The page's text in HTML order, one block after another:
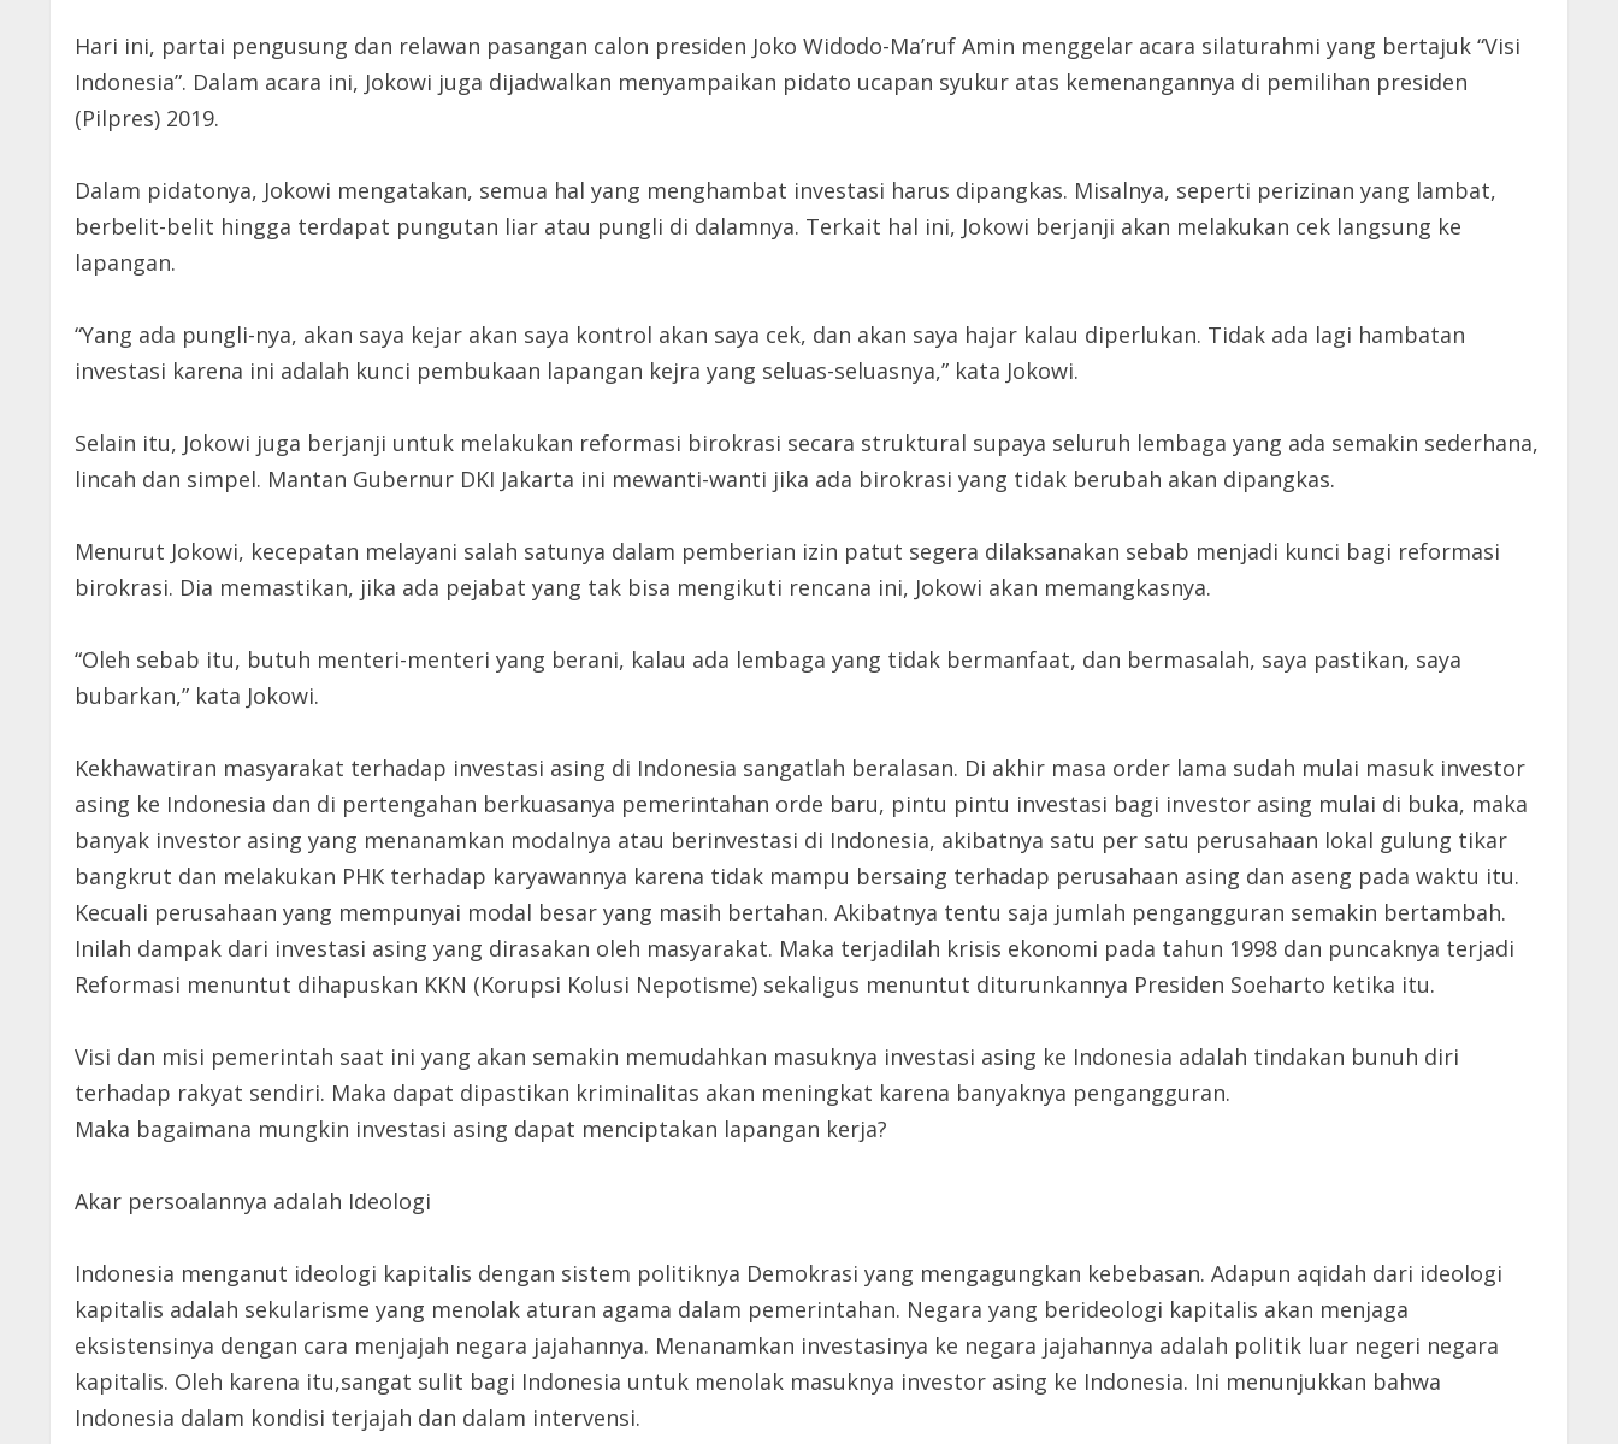
Hari ini, partai pengusung dan relawan pasangan calon presiden Joko Widodo-Ma’ruf Amin menggelar acara silaturahmi yang bertajuk “Visi
Indonesia”. Dalam acara ini, Jokowi juga dijadwalkan menyampaikan pidato ucapan syukur atas kemenangannya di pemilihan presiden
(Pilpres) 2019.
Dalam pidatonya, Jokowi mengatakan, semua hal yang menghambat investasi harus dipangkas. Misalnya, seperti perizinan yang lambat,
berbelit-belit hingga terdapat pungutan liar atau pungli di dalamnya. Terkait hal ini, Jokowi berjanji akan melakukan cek langsung ke
lapangan.
“Yang ada pungli-nya, akan saya kejar akan saya kontrol akan saya cek, dan akan saya hajar kalau diperlukan. Tidak ada lagi hambatan
investasi karena ini adalah kunci pembukaan lapangan kejra yang seluas-seluasnya,” kata Jokowi.
Selain itu, Jokowi juga berjanji untuk melakukan reformasi birokrasi secara struktural supaya seluruh lembaga yang ada semakin sederhana,
lincah dan simpel. Mantan Gubernur DKI Jakarta ini mewanti-wanti jika ada birokrasi yang tidak berubah akan dipangkas.
Menurut Jokowi, kecepatan melayani salah satunya dalam pemberian izin patut segera dilaksanakan sebab menjadi kunci bagi reformasi
birokrasi. Dia memastikan, jika ada pejabat yang tak bisa mengikuti rencana ini, Jokowi akan memangkasnya.
“Oleh sebab itu, butuh menteri-menteri yang berani, kalau ada lembaga yang tidak bermanfaat, dan bermasalah, saya pastikan, saya
bubarkan,” kata Jokowi.
Kekhawatiran masyarakat terhadap investasi asing di Indonesia sangatlah beralasan. Di akhir masa order lama sudah mulai masuk investor
asing ke Indonesia dan di pertengahan berkuasanya pemerintahan orde baru, pintu pintu investasi bagi investor asing mulai di buka, maka
banyak investor asing yang menanamkan modalnya atau berinvestasi di Indonesia, akibatnya satu per satu perusahaan lokal gulung tikar
bangkrut dan melakukan PHK terhadap karyawannya karena tidak mampu bersaing terhadap perusahaan asing dan aseng pada waktu itu.
Kecuali perusahaan yang mempunyai modal besar yang masih bertahan. Akibatnya tentu saja jumlah pengangguran semakin bertambah.
Inilah dampak dari investasi asing yang dirasakan oleh masyarakat. Maka terjadilah krisis ekonomi pada tahun 1998 dan puncaknya terjadi
Reformasi menuntut dihapuskan KKN (Korupsi Kolusi Nepotisme) sekaligus menuntut diturunkannya Presiden Soeharto ketika itu.
Visi dan misi pemerintah saat ini yang akan semakin memudahkan masuknya investasi asing ke Indonesia adalah tindakan bunuh diri
terhadap rakyat sendiri. Maka dapat dipastikan kriminalitas akan meningkat karena banyaknya pengangguran.
Maka bagaimana mungkin investasi asing dapat menciptakan lapangan kerja?
Akar persoalannya adalah Ideologi
Indonesia menganut ideologi kapitalis dengan sistem politiknya Demokrasi yang mengagungkan kebebasan. Adapun aqidah dari ideologi
kapitalis adalah sekularisme yang menolak aturan agama dalam pemerintahan. Negara yang berideologi kapitalis akan menjaga
eksistensinya dengan cara menjajah negara jajahannya. Menanamkan investasinya ke negara jajahannya adalah politik luar negeri negara
kapitalis. Oleh karena itu,sangat sulit bagi Indonesia untuk menolak masuknya investor asing ke Indonesia. Ini menunjukkan bahwa
Indonesia dalam kondisi terjajah dan dalam intervensi.